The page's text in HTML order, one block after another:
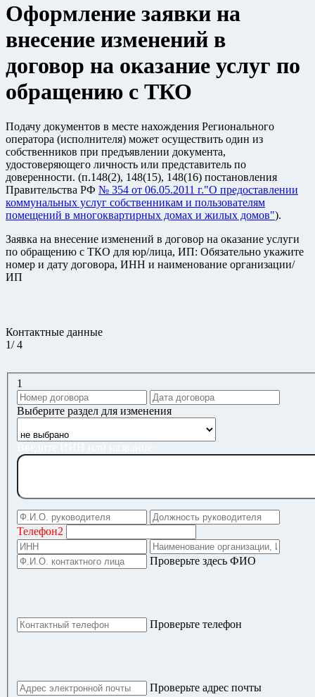
Оформление заявки на
внесение изменений в
договор на оказание услуг по
обращению с ТКО
Подачу документов в месте нахождения Регионального
оператора (исполнителя) может осуществить один из
собственников при предъявлении документа,
удостоверяющего личность или представитель по
доверенности. (п.148(2), 148(15), 148(16) постановления
Правительства РФ № 354 от 06.05.2011 г."О предоставлении
коммунальных услуг собственникам и пользователям
помещений в многоквартирных домах и жилых домов").
Заявка на внесение изменений в договор на оказание услуги
по обращению с ТКО для юр/лица, ИП: Обязательно укажите
номер и дату договора, ИНН и наименование организации/
ИП
Контактные данные
1/4
1
Выберите раздел для изменения
Телефон2
Проверьте здесь ФИО
Проверьте телефон
Проверьте адрес почты